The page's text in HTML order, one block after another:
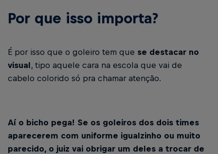
Por que isso importa?
É por isso que o goleiro tem que se destacar no
visual, tipo aquele cara na escola que vai de
cabelo colorido só pra chamar atenção.
Aí o bicho pega! Se os goleiros dos dois times
aparecerem com uniforme igualzinho ou muito
parecido, o juiz vai obrigar um deles a trocar de